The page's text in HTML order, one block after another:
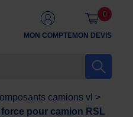
MON COMPTEMON DEVIS
0
camions vl >
force pour camion RSL